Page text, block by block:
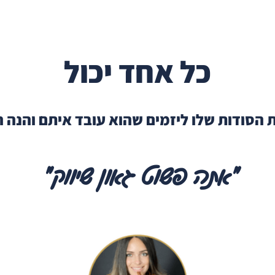
כל אחד יכול
הסודות שלו ליזמים שהוא עובד איתם
״אתה פשוט גאון שיווק״